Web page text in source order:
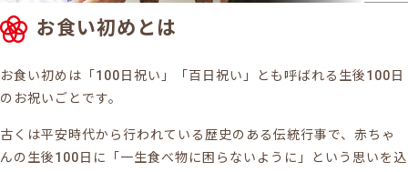
お食い初めとは
お食い初めは「100日祝い」「百日祝い」とも呼ばれる生後100日
のお祝いごとです。
古くは平安時代から行われている歴史のある伝統行事で、赤ちゃ
んの生後100日に「一生食べ物に困らないように」という思いを込